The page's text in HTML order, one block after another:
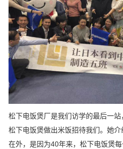
松下电饭煲厂是我们访学的最后一站
松下电饭煲做出米饭招待我们。她介
在外，是因为40年来，松下电饭煲